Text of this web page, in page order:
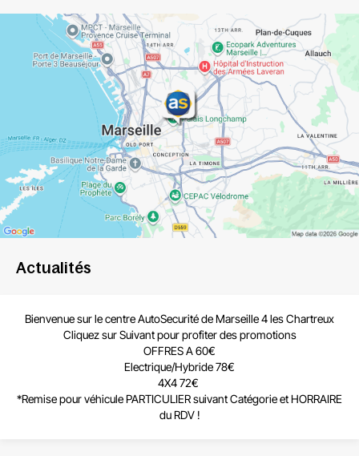
Actualités
Bienvenue sur le centreAutoSecurité de Marseille 4 les Chartreux
Cliquez sur Suivant pour profiter des promotions
OFFRES A 60€
Electrique/Hybride 78€
4X4 72€
*Remisepour véhicule PARTICULIERsuivant Catégorie et HORRAIRE
du RDV !